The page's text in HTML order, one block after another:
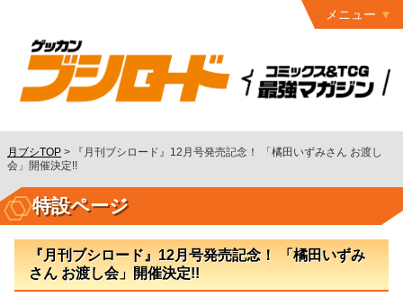
メニュー
最終号
連載作品
読者ページ
お問い合わせ
月ブシTOP >
『月刊ブシロード』12月号発売記念！ 「橘田いずみさん お渡し
会」開催決定!!
特設ページ
『月刊ブシロード』12月号発売記念！ 「橘田いずみ
さん お渡し会」開催決定!!